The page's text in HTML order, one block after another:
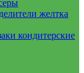
желтка
кондитерские